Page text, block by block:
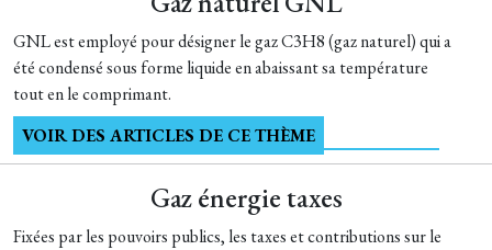
GNL est employé pour désigner le gaz C3H8 (gaz naturel) qui a
été condensé sous forme liquide en abaissant sa température
tout en le comprimant.
VOIR DES ARTICLES DE CE THÈME
Gaz énergie taxes
Fixées par les pouvoirs publics, les taxes et contributions sur le